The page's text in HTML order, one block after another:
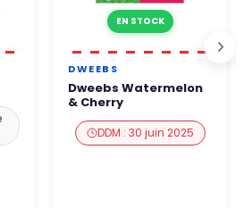
EN STOCK
DWEEBS
Dweebs Watermelon
& Cherry
DDM : 30 juin 2025